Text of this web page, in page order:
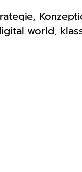
world,